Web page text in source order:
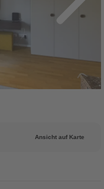
Ansicht auf Karte